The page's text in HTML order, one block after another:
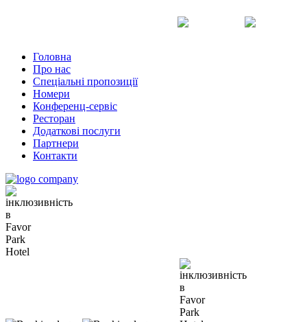
Головна
Про нас
Спеціальні пропозиції
Номери
Конференц-сервіс
Ресторан
Додаткові послуги
Партнери
Контакти